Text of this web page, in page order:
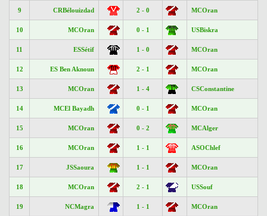
9 CRBélouizdad 2 - 0 MCOran
10 MCOran 0 - 1 USBiskra
11 ESSétif 1 - 0 MCOran
12 ES Ben Aknoun 2 - 1 MCOran
13 MCOran 1 - 4 CSConstantine
14 MCEl Bayadh 0 - 1 MCOran
15 MCOran 0 - 2 MCAlger
16 MCOran 1 - 1 ASOChlef
17 JSSaoura 1 - 1 MCOran
18 MCOran 2 - 1 USSouf
19 NCMagra 1 - 1 MCOran